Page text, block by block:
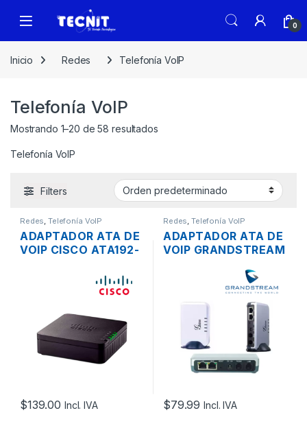
0
Inicio Redes Telefonía VoIP
Telefonía VoIP
Mostrando 1–20 de 58 resultados
Telefonía VoIP
Filters
Redes,Telefonía VoIP
ADAPTADOR ATA DE
VOIP CISCO ATA192-
PUERTOS FXS, 2
PUERTOS RJ45
$139.00 Incl. IVA
Redes,Telefonía VoIP
ADAPTADOR ATA DE
VOIP GRANDSTREAM
FXS 1 PUERTO FXO
CON ROUTER
$79.99 Incl. IVA